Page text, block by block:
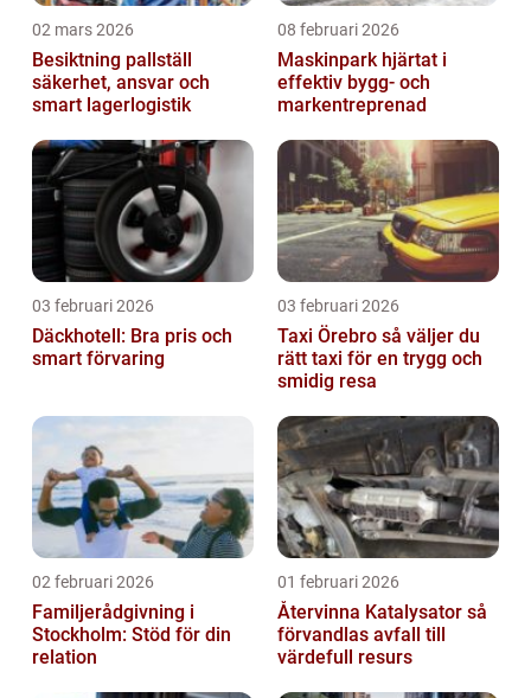
02 mars 2026
Besiktning pallställ
säkerhet, ansvar och
smart lagerlogistik
08 februari 2026
Maskinpark hjärtat i
effektiv bygg- och
markentreprenad
03 februari 2026
Däckhotell: Bra pris och
smart förvaring
03 februari 2026
Taxi Örebro så väljer du
rätt taxi för en trygg och
smidig resa
02 februari 2026
Familjerådgivning i
Stockholm: Stöd för din
relation
01 februari 2026
Återvinna Katalysator så
förvandlas avfall till
värdefull resurs